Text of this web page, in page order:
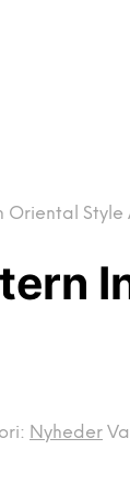
Oriental
Nyheder